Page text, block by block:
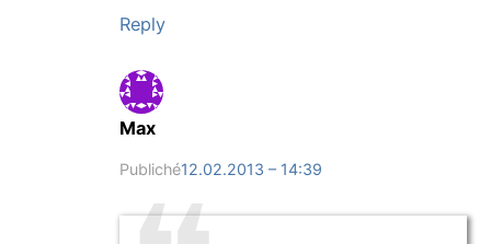
Reply
Max
Publiché12.02.2013 – 14:39